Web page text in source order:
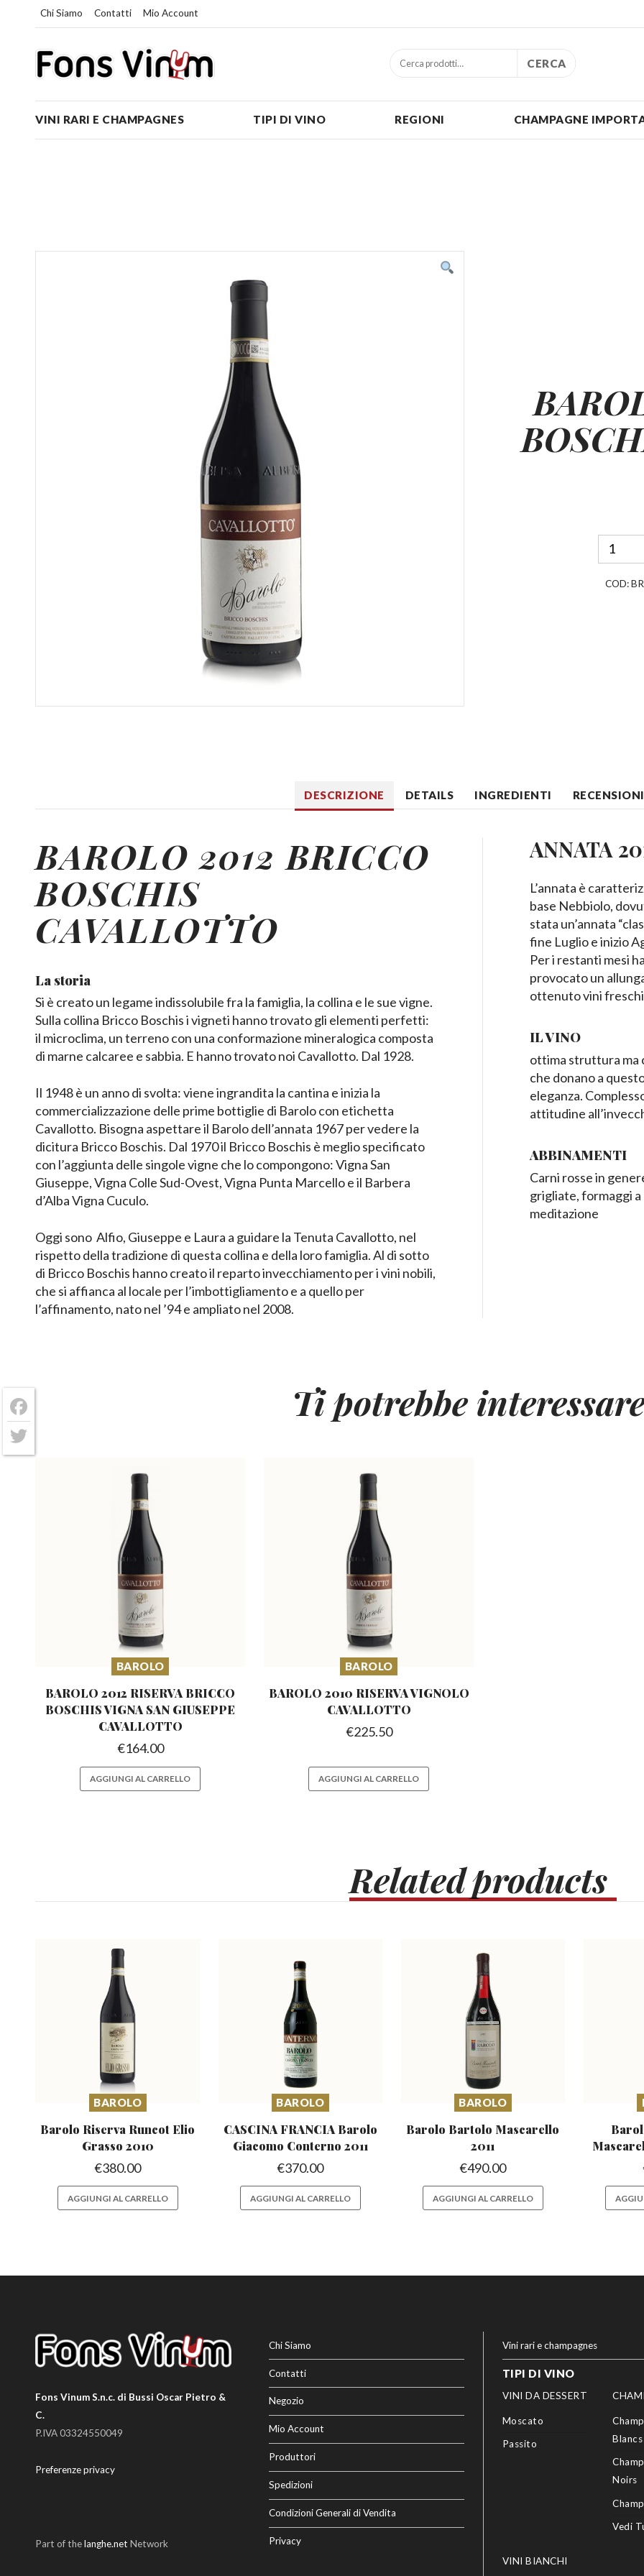
Chi Siamo Contatti Mio Account
CERCA
VINI RARI E CHAMPAGNES TIPI DI VINO REGIONI CHAMPAGNE
COD:
DESCRIZIONE DETAILS INGREDIENTI
BAROLO 2012 BRICCO
BOSCHIS
CAVALLOTTO
La storia
Si è creato un legame indissolubile fra la famiglia, la collina e le sue vigne.
Sulla collina Bricco Boschis i vigneti hanno trovato gli elementi perfetti:
il microclima, un terreno con una conformazione mineralogica composta
di marne calcaree e sabbia. E hanno trovato noi Cavallotto. Dal 1928.
Il 1948 è un anno di svolta: viene ingrandita la cantina e inizia la
commercializzazione delle prime bottiglie di Barolo con etichetta
Cavallotto. Bisogna aspettare il Barolo dell’annata 1967 per vedere la
dicitura Bricco Boschis. Dal 1970 il Bricco Boschis è meglio specificato
con l’aggiunta delle singole vigne che lo compongono: Vigna San
Giuseppe, Vigna Colle Sud-Ovest, Vigna Punta Marcello e il Barbera
d’Alba Vigna Cuculo.
Oggi sono Alfio, Giuseppe e Laura a guidare la Tenuta Cavallotto, nel
rispetto della tradizione di questa collina e della loro famiglia. Al di sotto
di Bricco Boschis hanno creato il reparto invecchiamento per i vini nobili,
che si affianca al locale per l’imbottigliamento e a quello per
l’affinamento, nato nel ’94 e ampliato nel 2008.
ANNATA
L’annata è
base Nebbiolo,
stata un’annata
fine Luglio e inizio
Per i restanti mesi
provocato un
ottenuto vini
IL VINO
ottima struttura ma
che donano a
eleganza.
attitudine
ABBINAMENTI
Carni rosse in
grigliate, formaggi a
meditazione
Ti potrebbe
BAROLO
BAROLO 2012 RISERVA BRICCO
BOSCHISVIGNA SAN GIUSEPPE
CAVALLOTTO
€164.00
AGGIUNGI AL CARRELLO
BAROLO
BAROLO 2010 RISERVAVIGNOLO
CAVALLOTTO
€225.50
AGGIUNGI AL CARRELLO
Relatedproducts
BAROLO
Barolo Riserva Runcot Elio
Grasso 2010
€380.00
AGGIUNGI AL CARRELLO
BAROLO
CASCINA FRANCIA Barolo
Giacomo Conterno 2011
€370.00
AGGIUNGI AL CARRELLO
BAROLO
Barolo Bartolo Mascarello
2011
€490.00
AGGIUNGI AL CARRELLO
Fons Vinum S.n.c. di Bussi Oscar Pietro &
C.
P.IVA 03324550049
Preferenze privacy
Part of thelanghe.net Network
Chi Siamo
Contatti
Negozio
Mio Account
Produttori
Spedizioni
Condizioni Generali di Vendita
Privacy
Vini rari e champagnes
TIPI DI VINO
VINI DA DESSERT
Moscato
Passito
Blancs
Noirs
Vedi
VINI BIANCHI
Facebook
Twitter